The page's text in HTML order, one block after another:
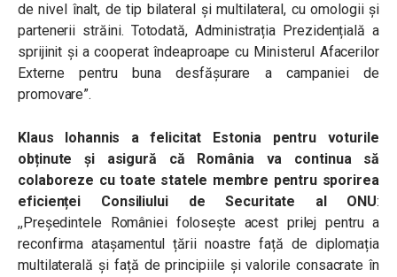
de nivel înalt, de tip bilateral și multilateral, cu omologii și
partenerii străini. Totodată, Administrația Prezidențială a
sprijinit și a cooperat îndeaproape cu Ministerul Afacerilor
Externe pentru buna desfășurare a campaniei de
promovare”.
Klaus Iohannis a felicitat Estonia pentru voturile
obținute și asigură că România va continua să
colaboreze cu toate statele membre pentru sporirea
eficienței Consiliului de Securitate al ONU:
,,Președintele României folosește acest prilej pentru a
reconfirma atașamentul țării noastre față de diplomația
multilaterală și față de principiile și valorile consacrate în